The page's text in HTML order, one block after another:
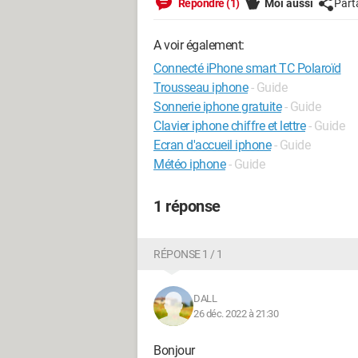
Répondre (1) Moi aussi
A voir également:
Connecté iPhone smart TC Polaroïd
Trousseau iphone - Guide
Sonnerie iphone gratuite - Guide
Clavier iphone chiffre et lettre - Guide
Ecran d'accueil iphone - Guide
Météo iphone - Guide
1 réponse
RÉPONSE 1 / 1
DALL
26 déc. 2022 à 21:30
Bonjour